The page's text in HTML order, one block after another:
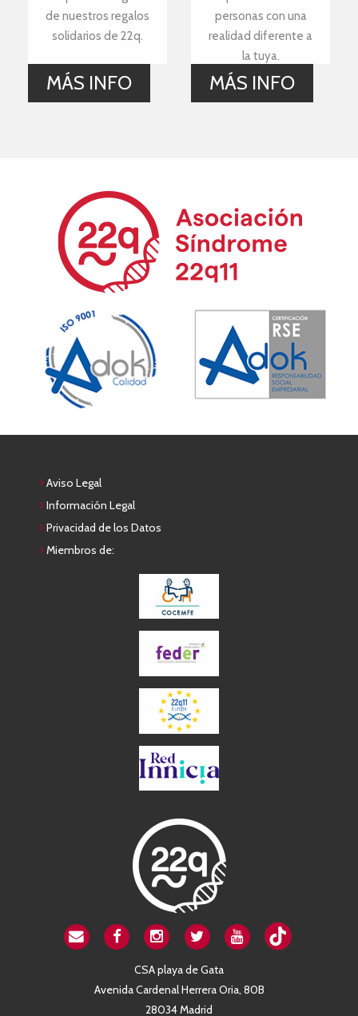
de nuestros regalos
solidarios de 22q.
MÁS INFO
personas con una
realidad diferente a
la tuya.
MÁS INFO
Aviso Legal
Información Legal
Privacidad de los Datos
Miembros de:
CSA playa de Gata
Avenida Cardenal Herrera Oria, 80B
28034 Madrid